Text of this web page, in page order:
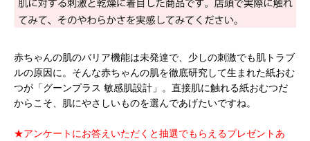
赤ちゃんの肌のバリア機能は未発達で、少しの刺激でも肌トラブ
ルの原因に。そんな赤ちゃんの肌を徹底研究して生まれた紙おむ
つが「グーンプラス 敏感肌設計」。直接肌に触れる紙おむつだ
からこそ、肌にやさしいものを選んであげたいですね。
★アンケートにお答えいただくと抽選でもらえるプレゼントあ